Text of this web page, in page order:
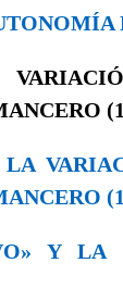
Y LA